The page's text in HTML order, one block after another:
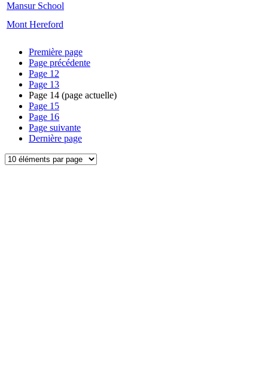
Mansur School
Mont Hereford
Première page
Page précédente
Page 12
Page 13
Page 14 (page actuelle)
Page 15
Page 16
Page suivante
Dernière page